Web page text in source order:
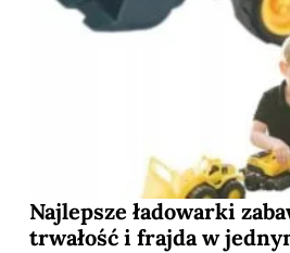
Najlepsze ładowarki
trwałość i frajda w